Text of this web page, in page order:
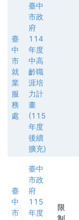
臺
中
市
就
業
服
務
處
臺中
市政
府
114
年度
中高
齡職
涯培
力計
畫
(115
年度
後續
擴充)
臺
中
市
臺中
市政
府
115
年度
限